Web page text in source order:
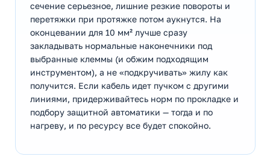
сечение серьезное, лишние резкие повороты и
перетяжки при протяжке потом аукнутся. На
оконцевании для 10 мм² лучше сразу
закладывать нормальные наконечники под
выбранные клеммы (и обжим подходящим
инструментом), а не «подкручивать» жилу как
получится. Если кабель идет пучком с другими
линиями, придерживайтесь норм по прокладке и
подбору защитной автоматики — тогда и по
нагреву, и по ресурсу все будет спокойно.